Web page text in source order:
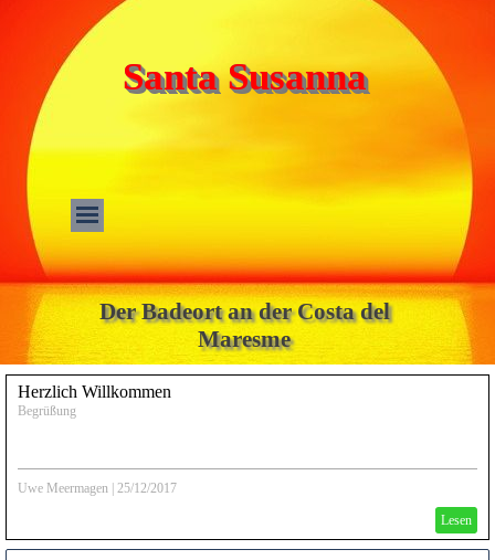
Santa Susanna
Der Badeort an der Costa del
Maresme
Herzlich Willkommen
Begrüßung
Uwe Meermagen 25/12/2017
Lesen